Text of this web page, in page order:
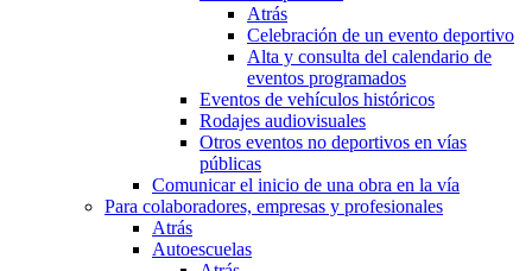
Atrás
Celebración de un evento deportivo
Alta y consulta del calendario de
eventos programados
Eventos de vehículos históricos
Rodajes audiovisuales
Otros eventos no deportivos en vías
públicas
Comunicar el inicio de una obra en la vía
Para colaboradores, empresas y profesionales
Atrás
Autoescuelas